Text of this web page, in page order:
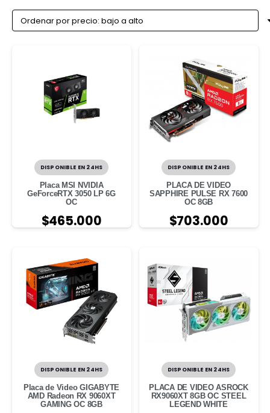
DISPONIBLE EN 24HS
Placa MSI NVIDIA
GeForceRTX 3050 LP 6G
OC
$465.000
DISPONIBLE EN 24HS
PLACA DE VIDEO
SAPPHIRE PULSE RX 7600
OC 8GB
$703.000
DISPONIBLE EN 24HS
Placa de Video GIGABYTE
AMD Radeon RX 9060XT
GAMING OC 8GB
DISPONIBLE EN 24HS
PLACA DE VIDEO ASROCK
RX9060XT 8GB OC STEEL
LEGEND WHITE